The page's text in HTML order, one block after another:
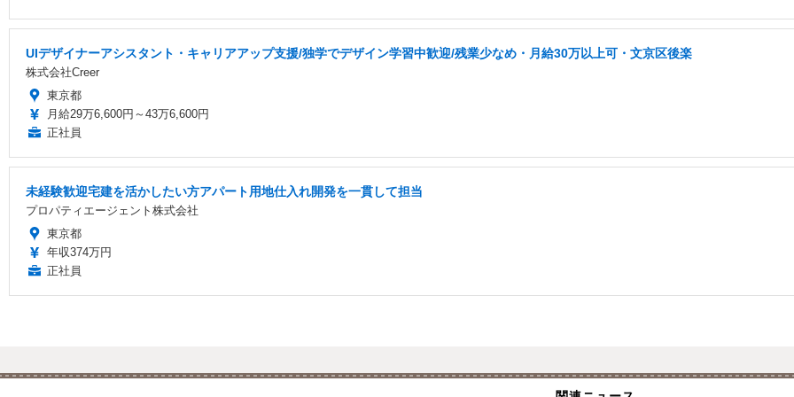
UIデザイナーアシスタント・キャリアアップ支援/独学でデザイン学習中歓迎/残業少なめ・月給30万以上可・文京区後楽
株式会社Creer
東京都
月給29万6,600円～43万6,600円
正社員
未経験歓迎宅建を活かしたい方アパート用地仕入れ開発を一貫して担当
プロパティエージェント株式会社
東京都
年収374万円
正社員